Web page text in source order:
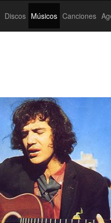
Discos Músicos Canciones